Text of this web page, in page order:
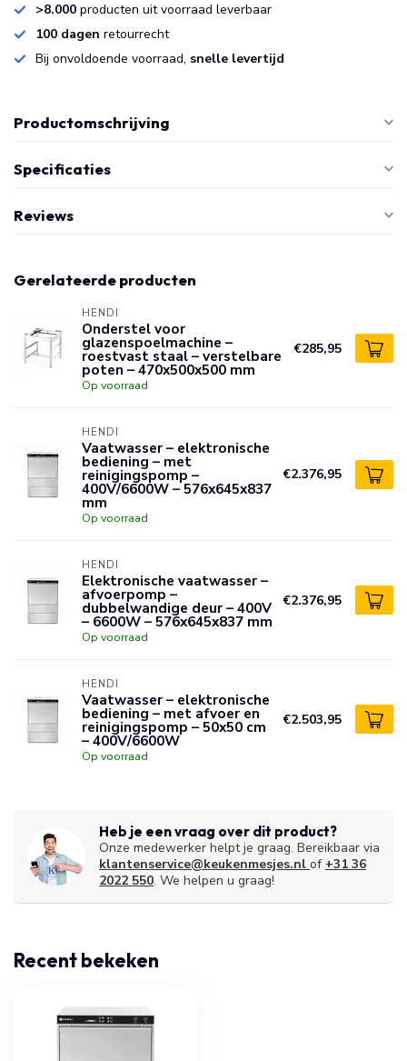
>8.000 producten uit voorraad leverbaar
100 dagen retourrecht
Bij onvoldoende voorraad, snelle levertijd
Productomschrijving
Specificaties
Reviews
Gerelateerde producten
HENDI
Onderstel voor
glazenspoelmachine –
roestvast staal – verstelbare
poten – 470x500x500 mm
Op voorraad
€285,95
HENDI
Vaatwasser – elektronische
bediening – met
reinigingspomp –
400V/6600W – 576x645x837
mm
Op voorraad
€2.376,95
HENDI
Elektronische vaatwasser –
afvoerpomp –
dubbelwandige deur – 400V
– 6600W – 576x645x837 mm
Op voorraad
€2.376,95
HENDI
Vaatwasser – elektronische
bediening – met afvoer en
reinigingspomp – 50x50 cm
– 400V/6600W
Op voorraad
€2.503,95
Heb je een vraag over dit product?
Onze medewerker helpt je graag. Bereikbaar via
klantenservice@keukenmesjes.nl of +31 36
2022 550. We helpen u graag!
Recent bekeken